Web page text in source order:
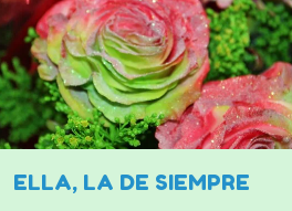
ELLA, LA DE SIEMPRE